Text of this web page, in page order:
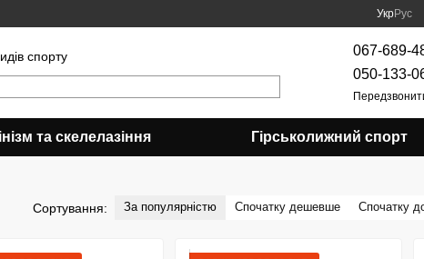
УкрРус
спорту
067-689-
050-133-
та скелелазіння Гірськолижний спорт
Сортування: За популярністю Спочатку дешевше Спочатку